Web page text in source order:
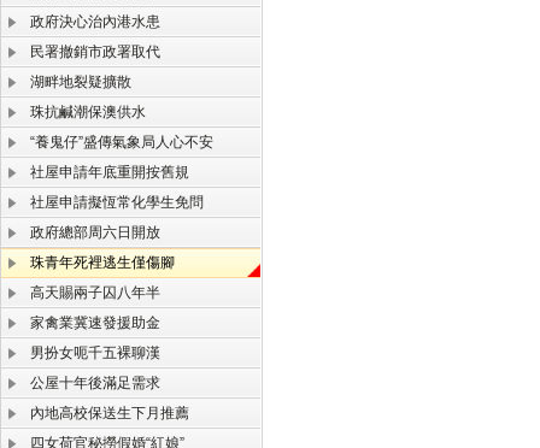
政府決心治內港水患
民署撤銷市政署取代
湖畔地裂疑擴散
珠抗鹹潮保澳供水
“養鬼仔”盛傳氣象局人心不安
社屋申請年底重開按舊規
社屋申請擬恆常化學生免問
政府總部周六日開放
珠青年死裡逃生僅傷腳
高天賜兩子囚八年半
家禽業冀速發援助金
男扮女呃千五裸聊漢
公屋十年後滿足需求
內地高校保送生下月推薦
四女荷官秘撈假婚“紅娘”